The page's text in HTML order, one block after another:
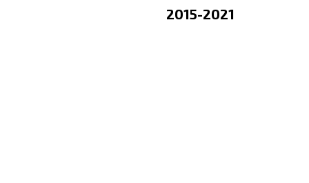
2015-2021